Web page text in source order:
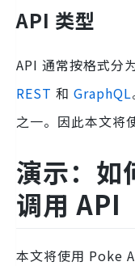
API 类型
API 通常按格式分
REST 和 GraphQL
之一。因此本文将
演示：
调用 API
本文将使用 Poke